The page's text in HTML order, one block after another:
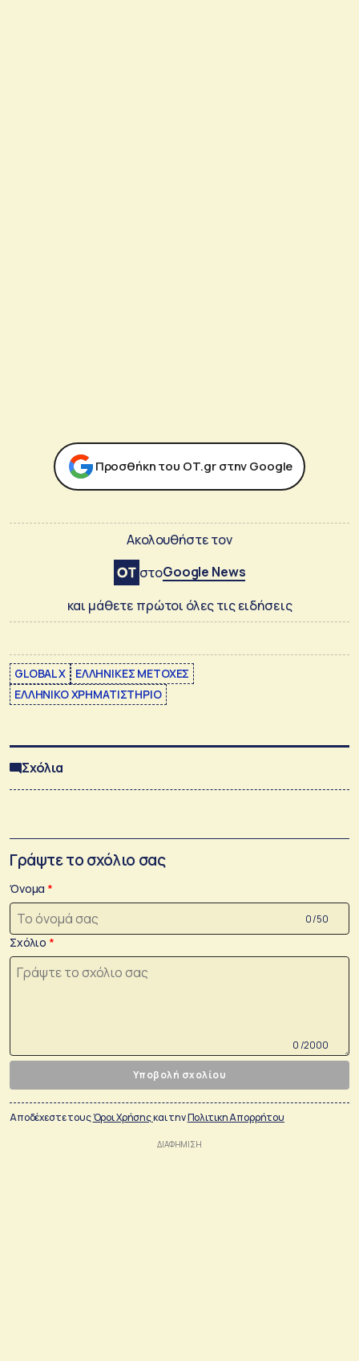
Προσθήκη του ΟΤ.gr στην Google
Ακολουθήστε τον
στοGoogle News
και μάθετε πρώτοι όλες τις ειδήσεις
GLOBAL X
ΕΛΛΗΝΙΚΕΣ ΜΕΤΟΧΕΣ
ΕΛΛΗΝΙΚΟ ΧΡΗΜΑΤΙΣΤΗΡΙΟ
Σχόλια
Γράψτε το σχόλιο σας
Όνομα
0 /50
Σχόλιο
0 /2000
Υποβολή σχολίου
Αποδέχεστε τουςΌροι Χρήσηςκαι τηνΠολιτικη Απορρήτου